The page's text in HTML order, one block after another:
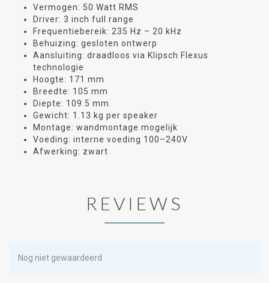
Vermogen: 50 Watt RMS
Driver: 3 inch full range
Frequentiebereik: 235 Hz – 20 kHz
Behuizing: gesloten ontwerp
Aansluiting: draadloos via Klipsch Flexus
technologie
Hoogte: 171 mm
Breedte: 105 mm
Diepte: 109.5 mm
Gewicht: 1.13 kg per speaker
Montage: wandmontage mogelijk
Voeding: interne voeding 100–240V
Afwerking: zwart
REVIEWS
Nog niet gewaardeerd